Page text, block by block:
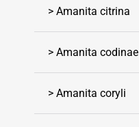
> Amanita citrina
> Amanita codinae
> Amanita coryli